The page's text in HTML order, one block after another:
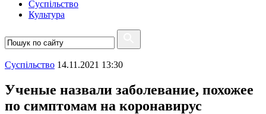
Суспiльство
Культура
Суспiльство 14.11.2021 13:30
Ученые назвали заболевание, похожее
по симптомам на коронавирус